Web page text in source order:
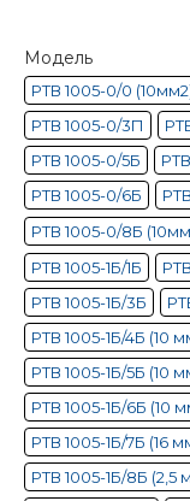
Модель
РТВ 1005-0/0
РТВ 1005-0/3П
РТВ 1005-0/5Б
РТВ 1005-0/6Б
РТВ 1005-0/8Б
РТВ 1005-1Б/1Б
РТВ 1005-1Б/3Б
РТВ 1005-1Б/4Б (10
РТВ 1005-1Б/5Б (10
РТВ 1005-1Б/6Б (10
РТВ 1005-1Б/7Б (16
РТВ 1005-1Б/8Б (2,5